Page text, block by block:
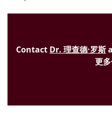
Contact Dr. 理查德·罗斯
更